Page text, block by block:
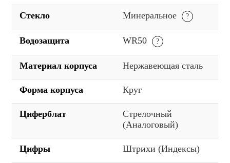
Стекло Минеральное
Водозащита WR50
Материал корпуса Нержавеющая сталь
Форма корпуса Круг
Циферблат
Стрелочный
(Аналоговый)
Цифры Штрихи (Индексы)